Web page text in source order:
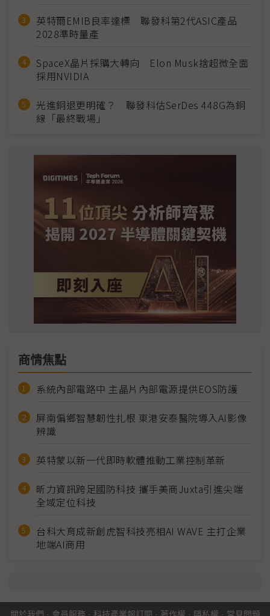
英特爾EMIB良率達標 聯發科第2代ASIC產品
2028準時量產
SpaceX晶片採購大轉向 Elon Musk捨超微全面
採用NVIDIA
光進銅退更明確？ 聯發科估SerDes 448G為銅
線「最終戰場」
商情焦點
系統內部電路中 主晶片內部電源提供EOS防護
屏南偏鄉智慧韌性扎根 東港安泰醫院導入AI影像
辨識
英特蒙以新一代即時軟體推動工業控制革新
昕力資訊跨足國防科技 攜手美商Juxta引進尖端
全域定位科技
台科大育成新創虎智科技亮相AI WAVE 主打企業
地端AI商用